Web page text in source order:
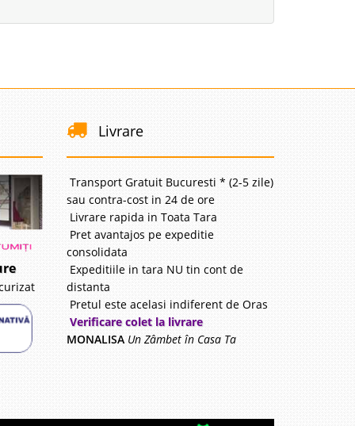
Lei
Lei
Livrare
Transport Gratuit Bucuresti * (2-5 zile)
sau contra-cost in 24 de ore
Livrare rapida in Toata Tara
Pret avantajos pe expeditie
consolidata
Expeditiile in tara NU tin cont de
distanta
Pretul este acelasi indiferent de Oras
Verificare colet la livrare
MONALISA Un Zâmbet în Casa Ta